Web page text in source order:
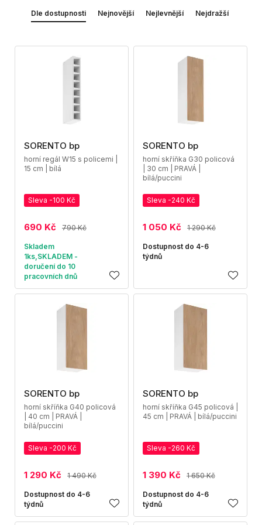
Dle dostupnosti Nejnovější Nejlevnější Nejdražší
SORENTO bp
horní regál W15 s policemi |
15 cm | bílá
Sleva -100 Kč
690 Kč 790 Kč
Skladem
1ks,SKLADEM -
doručení do 10
pracovních dnů
SORENTO bp
horní skříňka G30 policová
| 30 cm | PRAVÁ |
bílá/puccini
Sleva -240 Kč
1 050 Kč 1 290 Kč
Dostupnost do 4-6
týdnů
SORENTO bp
horní skříňka G40 policová
| 40 cm | PRAVÁ |
bílá/puccini
Sleva -200 Kč
1 290 Kč 1 490 Kč
Dostupnost do 4-6
týdnů
SORENTO bp
horní skříňka G45 policová |
45 cm | PRAVÁ | bílá/puccini
Sleva -260 Kč
1 390 Kč 1 650 Kč
Dostupnost do 4-6
týdnů